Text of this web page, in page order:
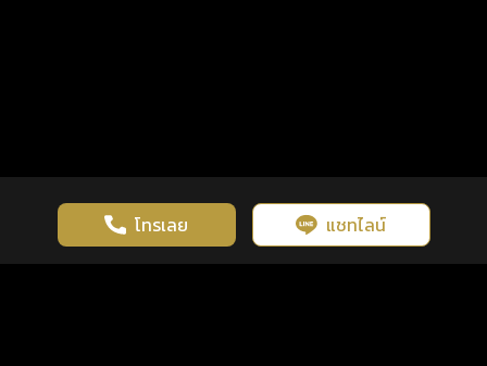
โทรเลย แชทไลน์
เว็บไซต์นี้มีการใช้งานคุกกี้ เพื่อเพิ่มประสิทธิภาพและประสบการณ์ที่ดี
ในการใช้งานเว็บไซต์ นโยบายความเป็นส่วนตัว
รู้ก่อน พร้อมกว่า ทุกจังหวะชีวิต คลิกดูดวงฟรี